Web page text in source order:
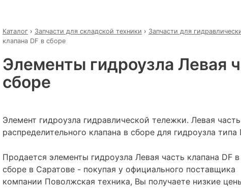
Каталог › Запчасти для складской техники › Запчасти для
клапана DF в сборе
Элементы гидроузла Левая
сборе
Элемент гидроузла гидравлической тележки. Левая часть
распределительного клапана в сборе для гидроузла типа
Продается элементы гидроузла Левая часть клапана DF в
сборе в Саратове - покупая у официального поставщика
компании Поволжская техника, Вы получаете низкие